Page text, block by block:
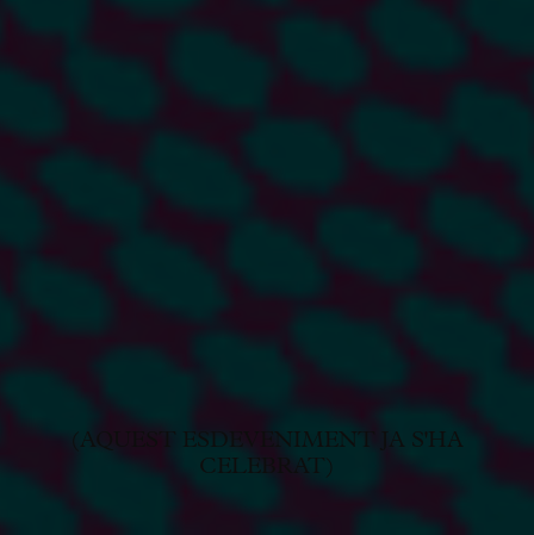
(AQUEST ESDEVENIMENT JA S'HA
CELEBRAT)